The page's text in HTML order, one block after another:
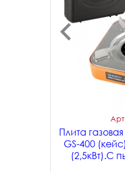
Плита
GS-400
(2,5кВт).С